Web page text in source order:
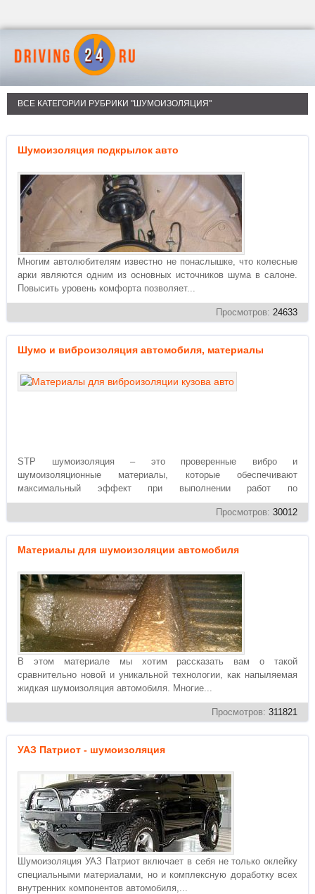
ВСЕ КАТЕГОРИИ РУБРИКИ "ШУМОИЗОЛЯЦИЯ"
Шумоизоляция подкрылок авто
Многим автолюбителям известно не понаслышке, что колесные
арки являются одним из основных источников шума в салоне.
Повысить уровень комфорта позволяет...
Просмотров: 24633
Шумо и виброизоляция автомобиля, материалы
STP шумоизоляция – это проверенные вибро и
шумоизоляционные материалы, которые обеспечивают
максимальный эффект при выполнении работ по
обесшумливанию...
Просмотров: 30012
Материалы для шумоизоляции автомобиля
В этом материале мы хотим рассказать вам о такой
сравнительно новой и уникальной технологии, как напыляемая
жидкая шумоизоляция автомобиля. Многие...
Просмотров: 311821
УАЗ Патриот - шумоизоляция
Шумоизоляция УАЗ Патриот включает в себя не только оклейку
специальными материалами, но и комплексную доработку всех
внутренних компонентов автомобиля,...